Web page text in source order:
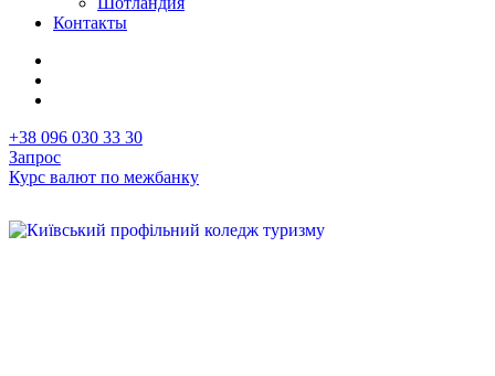
Контакты
+38 096 030 33 30
Запрос
Курс валют по межбанку
Первая
Image